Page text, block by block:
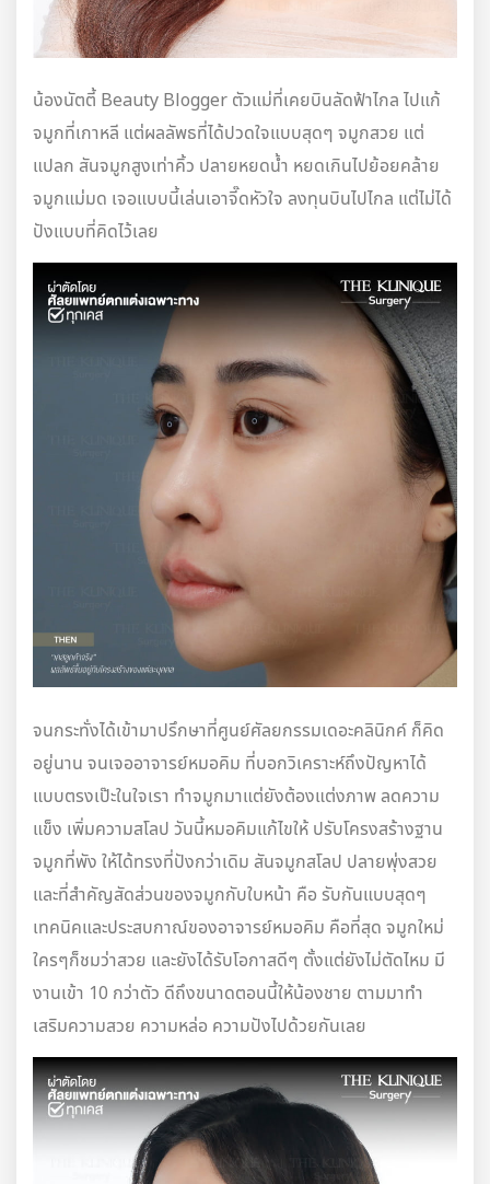
น้องนัตตี้ Beauty Blogger ตัวแม่ที่เคยบินลัดฟ้าไกล ไปแก้
จมูกที่เกาหลี แต่ผลลัพธที่ได้ปวดใจแบบสุดๆ จมูกสวย แต่
แปลก สันจมูกสูงเท่าคิ้ว ปลายหยดน้ำ หยดเกินไปย้อยคล้าย
จมูกแม่มด เจอแบบนี้เล่นเอาจี๊ดหัวใจ ลงทุนบินไปไกล แต่ไม่ได้
ปังแบบที่คิดไว้เลย
จนกระทั่งได้เข้ามาปรึกษาที่ศูนย์ศัลยกรรมเดอะคลินิกค์ ก็คิด
อยู่นาน จนเจออาจารย์หมอคิม ที่บอกวิเคราะห์ถึงปัญหาได้
แบบตรงเป๊ะในใจเรา ทำจมูกมาแต่ยังต้องแต่งภาพ ลดความ
แข็ง เพิ่มความสโลป วันนี้หมอคิมแก้ไขให้ ปรับโครงสร้างฐาน
จมูกที่พัง ให้ได้ทรงที่ปังกว่าเดิม สันจมูกสโลป ปลายพุ่งสวย
และที่สำคัญสัดส่วนของจมูกกับใบหน้า คือ รับกันแบบสุดๆ
เทคนิคและประสบกาณ์ของอาจารย์หมอคิม คือที่สุด จมูกใหม่
ใครๆก็ชมว่าสวย และยังได้รับโอกาสดีๆ ตั้งแต่ยังไม่ตัดไหม มี
งานเข้า 10 กว่าตัว ดีถึงขนาดตอนนี้ให้น้องชาย ตามมาทำ
เสริมความสวย ความหล่อ ความปังไปด้วยกันเลย